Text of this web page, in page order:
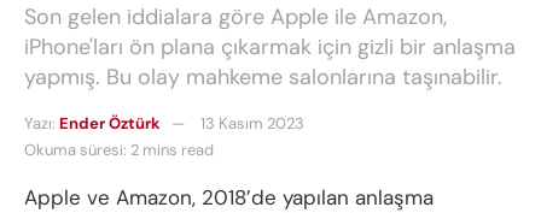
Son gelen iddialara göre Apple ile Amazon,
iPhone'ları ön plana çıkarmak için gizli bir anlaşma
yapmış. Bu olay mahkeme salonlarına taşınabilir.
Yazı: Ender Öztürk
13 Kasım 2023
Okuma süresi: 2 mins read
Apple ve Amazon, 2018’de yapılan anlaşma